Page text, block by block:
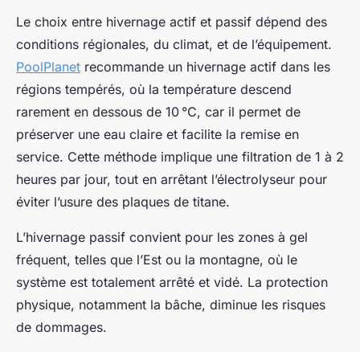
Le choix entre hivernage actif et passif dépend des
conditions régionales, du climat, et de l’équipement.
PoolPlanet recommande un hivernage actif dans les
régions tempérés, où la température descend
rarement en dessous de 10 °C, car il permet de
préserver une eau claire et facilite la remise en
service. Cette méthode implique une filtration de 1 à 2
heures par jour, tout en arrêtant l’électrolyseur pour
éviter l’usure des plaques de titane.
L’hivernage passif convient pour les zones à gel
fréquent, telles que l’Est ou la montagne, où le
système est totalement arrêté et vidé. La protection
physique, notamment la bâche, diminue les risques
de dommages.